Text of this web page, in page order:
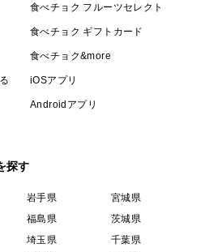
食べチョク フルーツセレクト
食べチョク ギフトカード
食べチョク&more
iOSアプリ
Androidアプリ
探す
岩手県
宮城県
福島県
茨城県
埼玉県
千葉県